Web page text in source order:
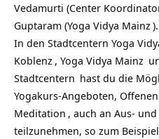
Vedamurti (Center
Guptaram (Yoga Vidya Mainz).
In den Stadtcentern Yoga
Koblenz , Yoga Vidya Mainz
Stadtcentern hast du die
Yogakurs-Angeboten,
Meditation , auch an Aus-
teilzunehmen, so zum